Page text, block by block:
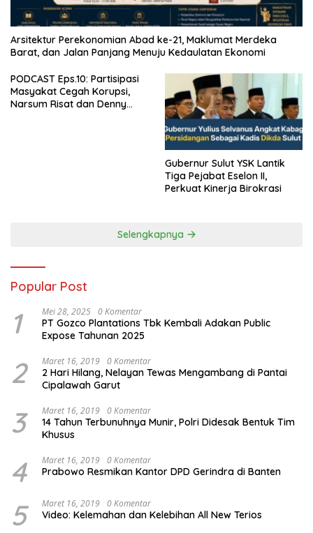
Arsitektur Perekonomian Abad ke-21, Maklumat Merdeka
Barat, dan Jalan Panjang Menuju Kedaulatan Ekonomi
PODCAST Eps.10: Partisipasi
Masyakat Cegah Korupsi,
Narsum Risat dan Denny
Gubernur Sulut YSK Lantik
Tiga Pejabat Eselon II,
Perkuat Kinerja Birokrasi
Selengkapnya
Popular Post
1 Mei 28, 2025 0 Komentar
PT Gozco Plantations Tbk Kembali Adakan Public
Expose Tahunan 2025
2 Maret 16, 2019 0 Komentar
2 Hari Hilang, Nelayan Tewas Mengambang di Pantai
Cipalawah Garut
3 Maret 16, 2019 0 Komentar
14 Tahun Terbunuhnya Munir, Polri Didesak Bentuk Tim
Khusus
4 Maret 16, 2019 0 Komentar
Prabowo Resmikan Kantor DPD Gerindra di Banten
5 Maret 16, 2019 0 Komentar
Video: Kelemahan dan Kelebihan All New Terios